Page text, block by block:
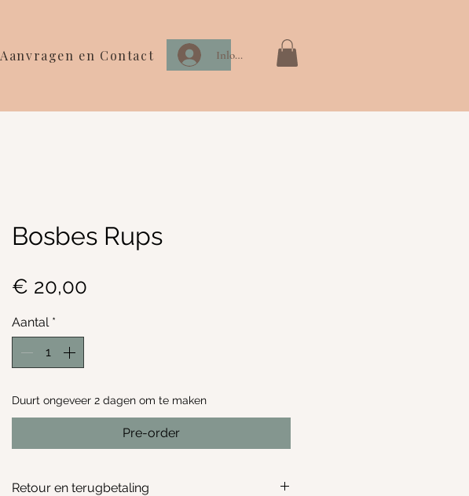
Aanvragen en Contact Inloggen
Bosbes Rups
€ 20,00
Aantal *
Duurt ongeveer 2 dagen om te maken
Pre-order
Retour en terugbetaling